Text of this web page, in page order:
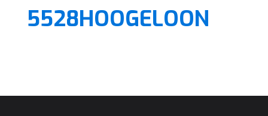
5528HOOGELOON